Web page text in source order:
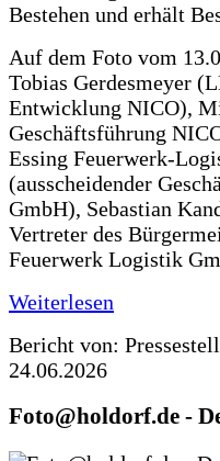
Auf dem Foto vom
Tobias Gerdesmeyer
Entwicklung NICO),
Geschäftsführung
Essing Feuerwerk-
(ausscheidender
GmbH), Sebastian
Vertreter des
Feuerwerk Logistik
Weiterlesen
Bericht von:
24.06.2026
Foto@holdorf.de -